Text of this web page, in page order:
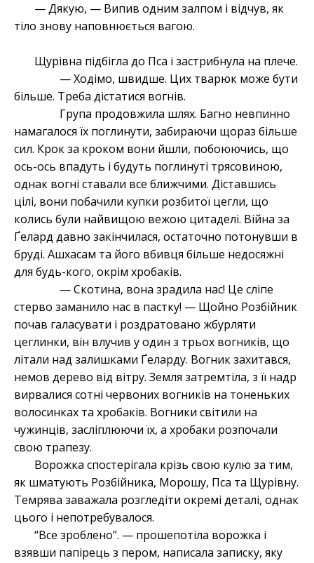
— Дякую, — Випив одним залпом і відчув, як
тіло знову наповнюється вагою.
Щурівна підбігла до Пса і застрибнула на плече.
— Ходімо, швидше. Цих тварюк може бути
більше. Треба дістатися вогнів.
Група продовжила шлях. Багно невпинно
намагалося їх поглинути, забираючи щораз більше
сил. Крок за кроком вони йшли, побоюючись, що
ось-ось впадуть і будуть поглинуті трясовиною,
однак вогні ставали все ближчими. Діставшись
цілі, вони побачили купки розбитої цегли, що
колись були найвищою вежою цитаделі. Війна за
Ґелард давно закінчилася, остаточно потонувши в
бруді. Ашхасам та його вбивця більше недосяжні
для будь-кого, окрім хробаків.
— Скотина, вона зрадила нас! Це сліпе
стерво заманило нас в пастку! — Щойно Розбійник
почав галасувати і роздратовано жбурляти
цеглинки, він влучив у один з трьох вогників, що
літали над залишками Ґеларду. Вогник захитався,
немов дерево від вітру. Земля затремтіла, з її надр
вирвалися сотні червоних вогників на тоненьких
волосинках та хробаків. Вогники світили на
чужинців, засліплюючи їх, а хробаки розпочали
свою трапезу.
Ворожка спостерігала крізь свою кулю за тим,
як шматують Розбійника, Морошу, Пса та Щурівну.
Темрява заважала розгледіти окремі деталі, однак
цього і непотребувалося.
“Все зроблено”. — прошепотіла ворожка і
взявши папірець з пером, написала записку, яку